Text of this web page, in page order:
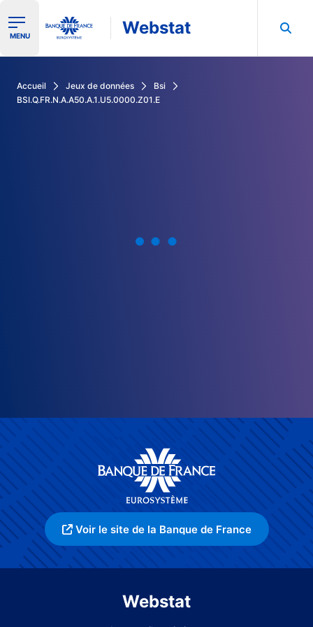
Ouvrir le menu de navigation
MENU Webstat
Accueil Jeux de données
Bsi
BSI.Q.FR.N.A.A50.A.1.U5.0000.Z01.E
Voir le site de la Banque de France
Webstat